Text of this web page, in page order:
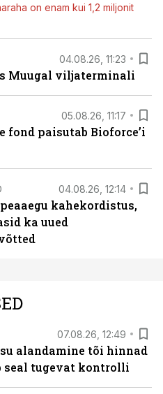
on enam kui 1,2 miljonit
04.08.26, 11:23
Muugal viljaterminali
05.08.26, 11:17
fond paisutab Bioforce’i
04.08.26, 12:14
kahekordistus,
ka uued
07.08.26, 12:49
alandamine tõi hinnad
seal tugevat kontrolli